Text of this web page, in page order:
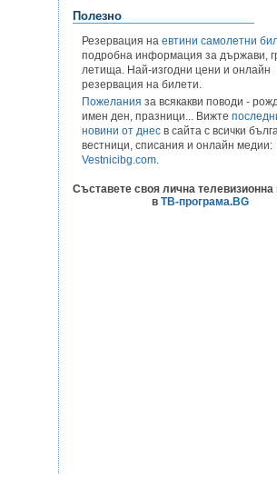
Полезно
Резервация на евтини самолетни
подробна информация за държави,
летища. Най-изгодни цени и онлайн
резервация на билети.
Пожелания за всякакви поводи -
имен ден, празници... Вижте
новини от днес в сайта с всички
вестници, списания и онлайн медии:
Vestnicibg.com.
Съставете своя лична телевизионна
в ТВ-програма.BG